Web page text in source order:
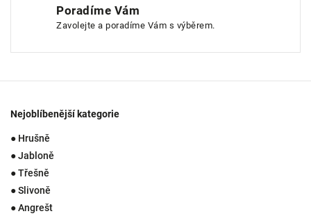
Poradíme Vám
Zavolejte a poradíme Vám s výběrem.
Nejoblíbenější kategorie
● Hrušně
● Jabloně
● Třešně
● Slivoně
● Angrešt